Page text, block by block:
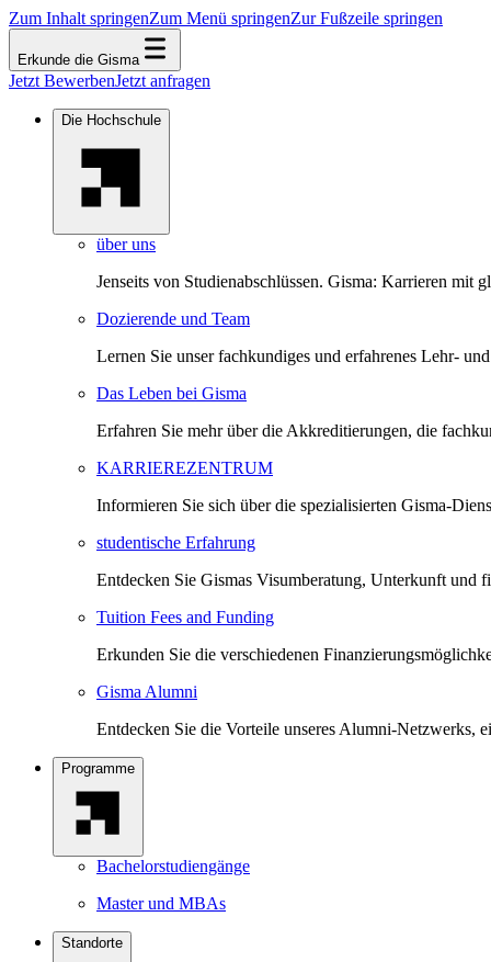
Zum Inhalt springenZum Menü springenZur Fußzeile springen
Erkunde die Gisma
Jetzt BewerbenJetzt anfragen
Die Hochschule
über uns
Jenseits von Studienabschlüssen. Gisma: Karrieren mit
Dozierende und Team
Lernen Sie unser fachkundiges und erfahrenes Lehr-
Das Leben bei Gisma
Erfahren Sie mehr über die Akkreditierungen, die
KARRIEREZENTRUM
Informieren Sie sich über die spezialisierten Gisma-
studentische Erfahrung
Entdecken Sie Gismas Visumberatung, Unterkunft und
Tuition Fees and Funding
Erkunden Sie die verschiedenen
Gisma Alumni
Entdecken Sie die Vorteile unseres Alumni-Netzwerks,
Programme
Bachelorstudiengänge
Master und MBAs
Standorte